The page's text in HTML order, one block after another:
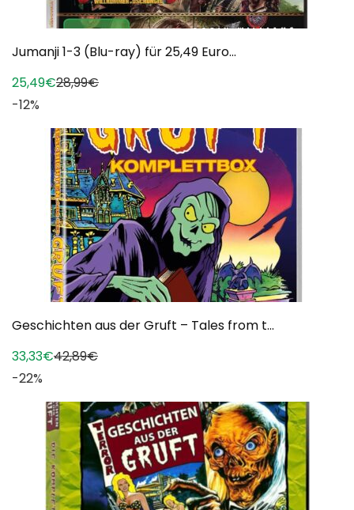
Jumanji 1-3 (Blu-ray) für 25,49 Euro...
25,49€28,99€
-12%
Geschichten aus der Gruft – Tales from t...
33,33€42,89€
-22%